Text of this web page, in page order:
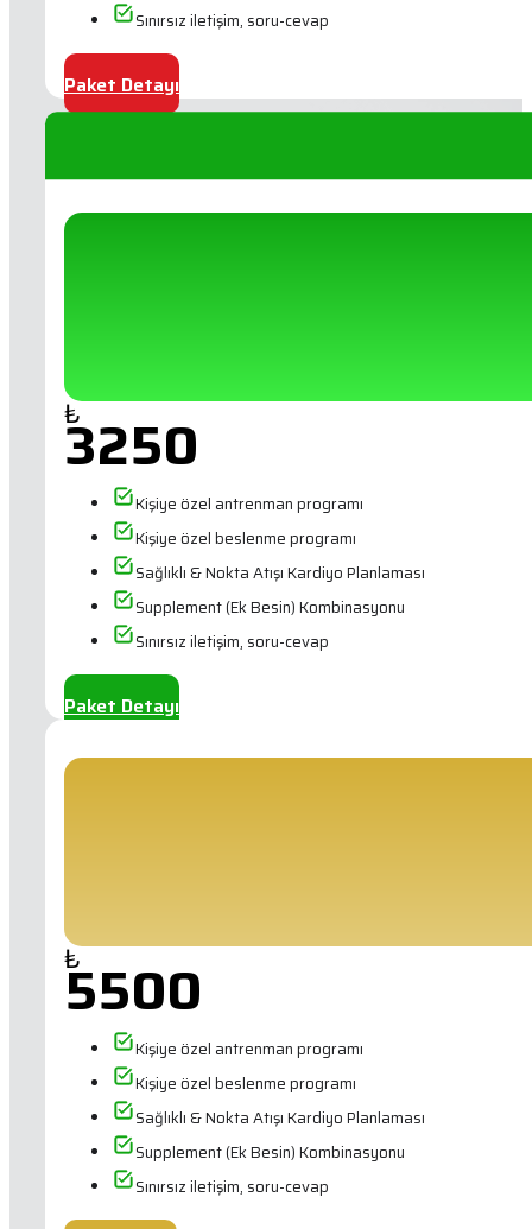
Sınırsız iletişim, soru-cevap
Paket Detayı
₺
3250
Kişiye özel antrenman programı
Kişiye özel beslenme programı
Sağlıklı & Nokta Atışı Kardiyo Planlaması
Supplement (Ek Besin) Kombinasyonu
Sınırsız iletişim, soru-cevap
Paket Detayı
₺
5500
Kişiye özel antrenman programı
Kişiye özel beslenme programı
Sağlıklı & Nokta Atışı Kardiyo Planlaması
Supplement (Ek Besin) Kombinasyonu
Sınırsız iletişim, soru-cevap